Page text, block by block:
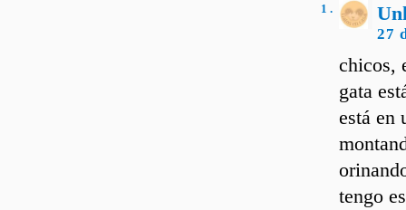
1 .
27
chicos,
gata
está en
tengo